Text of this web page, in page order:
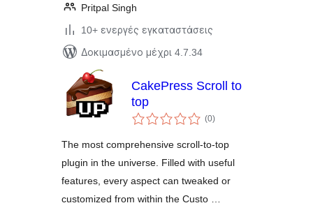
Pritpal Singh
10+ ενεργές εγκαταστάσεις
Δοκιμασμένο μέχρι 4.7.34
CakePress Scroll to
top
(0αξιολογήσεις
σύνολο
)
The most comprehensive scroll-to-top
plugin in the universe. Filled with useful
features, every aspect can tweaked or
customized from within the Custo …